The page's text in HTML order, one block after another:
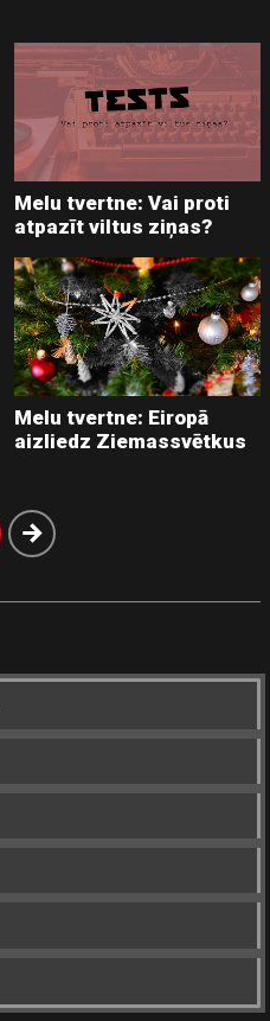
Melu tvertne: Vai proti
atpazīt viltus ziņas?
Melu tvertne: Eiropā
aizliedz Ziemassvētkus
Nākošā